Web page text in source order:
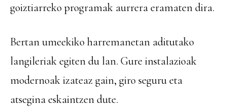
goiztiarreko programak aurrera eramaten dira.
Bertan umeekiko harremanetan aditutako
langileriak egiten du lan. Gure instalazioak
modernoak izateaz gain, giro seguru eta
atsegina eskaintzen dute.